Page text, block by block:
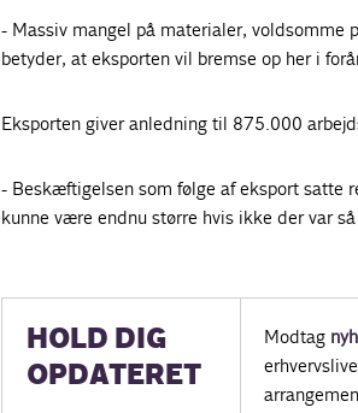
- Massiv mangel på materialer, voldsomme
betyder, at eksporten vil bremse op her i
Eksporten giver anledning til 875.000
- Beskæftigelsen som følge af eksport satte
kunne være endnu større hvis ikke der var
HOLD DIG
OPDATERET
Modtag